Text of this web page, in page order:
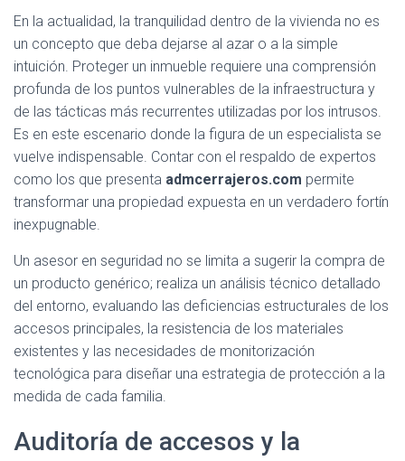
En la actualidad, la tranquilidad dentro de la vivienda no es
un concepto que deba dejarse al azar o a la simple
intuición. Proteger un inmueble requiere una comprensión
profunda de los puntos vulnerables de la infraestructura y
de las tácticas más recurrentes utilizadas por los intrusos.
Es en este escenario donde la figura de un especialista se
vuelve indispensable. Contar con el respaldo de expertos
como los que presenta admcerrajeros.com permite
transformar una propiedad expuesta en un verdadero fortín
inexpugnable.
Un asesor en seguridad no se limita a sugerir la compra de
un producto genérico; realiza un análisis técnico detallado
del entorno, evaluando las deficiencias estructurales de los
accesos principales, la resistencia de los materiales
existentes y las necesidades de monitorización
tecnológica para diseñar una estrategia de protección a la
medida de cada familia.
Auditoría de accesos y la